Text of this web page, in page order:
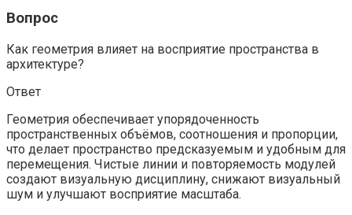
Вопрос
Как геометрия влияет на восприятие пространства в
архитектуре?
Ответ
Геометрия обеспечивает упорядоченность
пространственных объёмов, соотношения и пропорции,
что делает пространство предсказуемым и удобным для
перемещения. Чистые линии и повторяемость модулей
создают визуальную дисциплину, снижают визуальный
шум и улучшают восприятие масштаба.